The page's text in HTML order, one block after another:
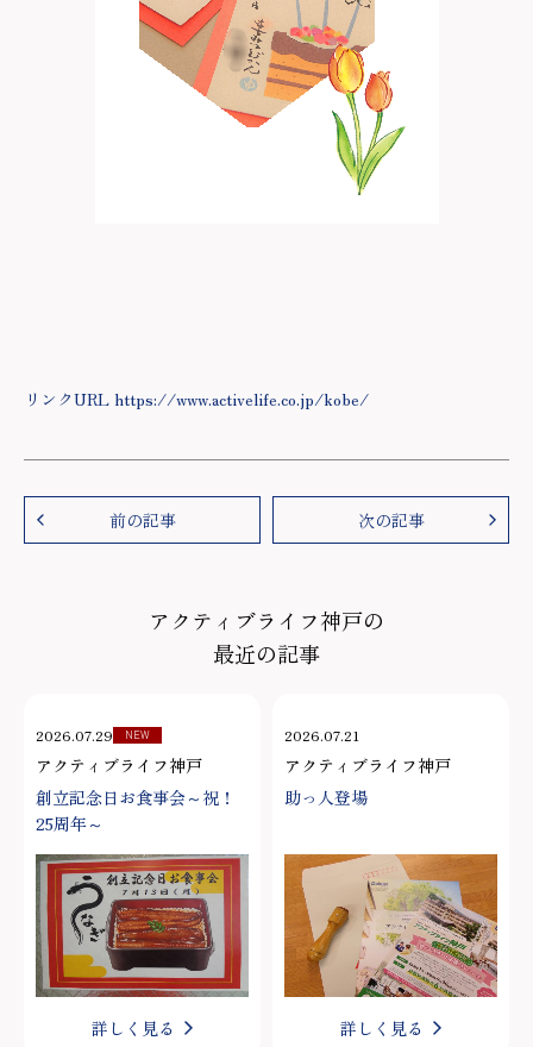
リンクURL https://www.activelife.co.jp/kobe/
前の記事 次の記事
アクティブライフ神戸の
最近の記事
2026.07.29 NEW
アクティブライフ神戸
創立記念日お食事会～祝！
25周年～
詳しく見る
2026.07.21
アクティブライフ神戸
助っ人登場
詳しく見る